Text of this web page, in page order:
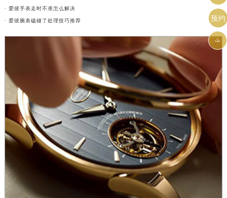
· 爱彼手表走时不准怎么解决
· 爱彼腕表磕碰了处理技巧推荐 预约
